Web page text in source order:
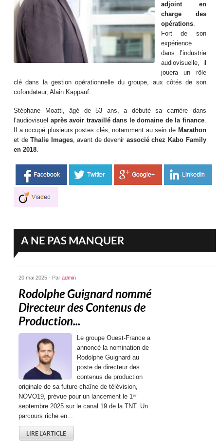
adjoint en
charge des
opérations.
Fort de son
expérience
dans l’industrie
audiovisuelle, il
jouera un rôle
clé dans la gestion opérationnelle du groupe, aux côtés de son
cofondateur, Alain Kappauf.
Stéphane Moatti, âgé de 53 ans, a débuté sa carrière dans
l’audiovisuel après avoir travaillé dans le domaine de la finance.
Il a occupé plusieurs postes clés, notamment au sein de Marathon
et deThalie Images, avant de devenir associé chez Kabo Family
en 2018.
A NE PAS MANQUER
20 mai 2025 - Paradmin
Rodolphe Guignard nommé
Directeur des Contenus de
Production...
Le groupe Ouest-France a
annoncé la nomination de
Rodolphe Guignard au
poste de directeur des
contenus de production
originale de sa future chaîne de télévision,
NOVO19, prévue pour un lancement le 1ᵉʳ
septembre 2025 sur le canal 19 de la TNT. Un
parcours riche en...
LIRE L'ARTICLE